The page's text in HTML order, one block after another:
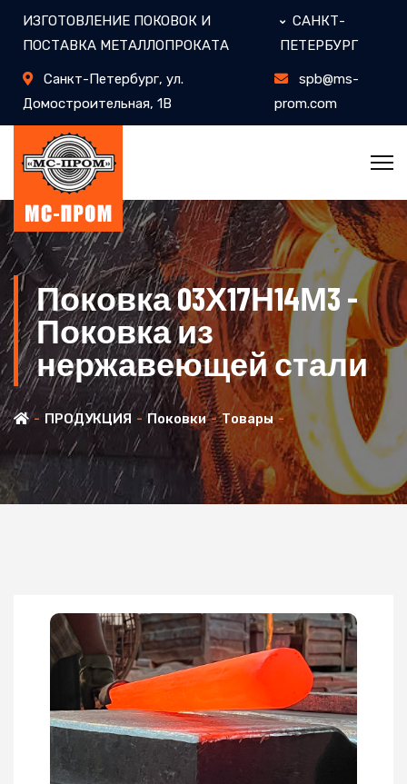
ИЗГОТОВЛЕНИЕ ПОКОВОК И
ПОСТАВКА МЕТАЛЛОПРОКАТА
САНКТ-
ПЕТЕРБУРГ
Санкт-Петербург, ул.
Домостроительная, 1В
spb@ms-
prom.com
Поковка 03Х17Н14М3 -
Поковка из
нержавеющей стали
ПРОДУКЦИЯ Поковки Товары